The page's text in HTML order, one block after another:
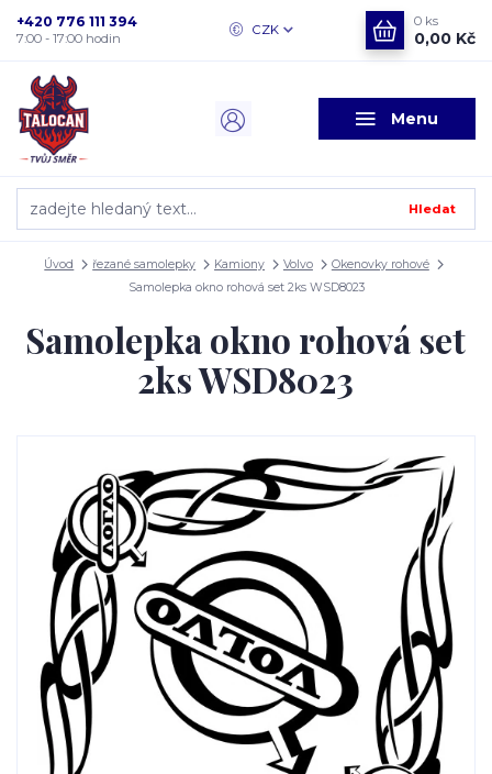
Menu
CZK
Hledat
+420 776 111 394
7:00 - 17:00 hodin
0 ks
0,00 Kč
Úvod řezané samolepky Kamiony Volvo
Okenovky rohové
Samolepka okno rohová set 2ks WSD8023
Samolepka okno rohová set
2ks WSD8023